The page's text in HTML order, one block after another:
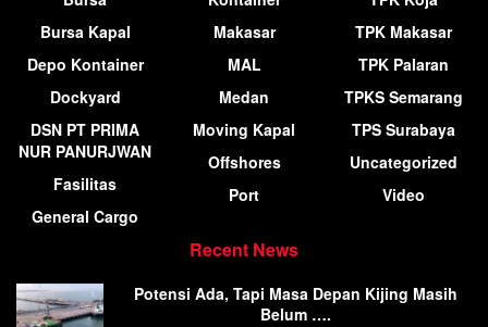
Bursa Kapal
Depo Kontainer
Dockyard
DSN PT PRIMA
NUR PANURJWAN
Fasilitas
General Cargo
Makasar
MAL
Medan
Moving Kapal
Offshores
Port
TPK Makasar
TPK Palaran
TPKS Semarang
TPS Surabaya
Uncategorized
Video
Recent News
Potensi Ada, Tapi Masa Depan Kijing Masih
Belum ….